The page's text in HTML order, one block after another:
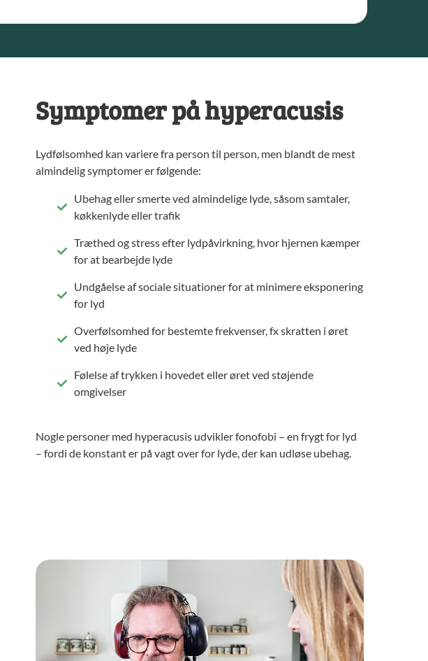
Symptomer på hyperacusis
Lydfølsomhed kan variere fra person til person, men blandt de mest
almindelig symptomer er følgende:
Ubehag eller smerte ved almindelige lyde, såsom samtaler,
køkkenlyde eller trafik
Træthed og stress efter lydpåvirkning, hvor hjernen kæmper
for at bearbejde lyde
Undgåelse af sociale situationer for at minimere eksponering
for lyd
Overfølsomhed for bestemte frekvenser, fx skratten i øret
ved høje lyde
Følelse af trykken i hovedet eller øret ved støjende
omgivelser
Nogle personer med hyperacusis udvikler fonofobi – en frygt for lyd
– fordi de konstant er på vagt over for lyde, der kan udløse ubehag.